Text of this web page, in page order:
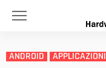
ANDROID APPLICAZIONI